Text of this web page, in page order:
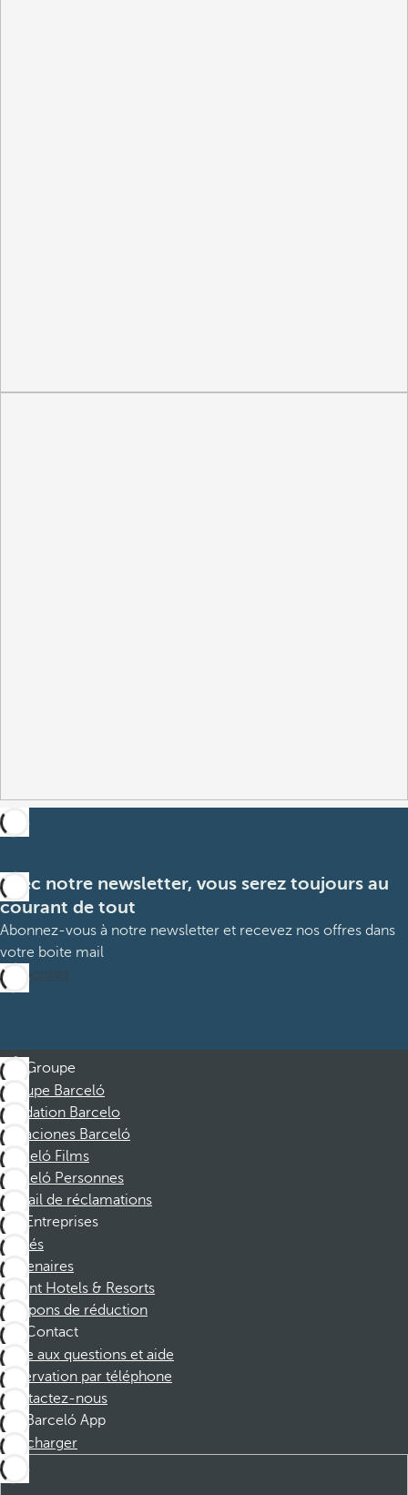
Avec notre newsletter, vous serez toujours au
courant de tout
Abonnez-vous à notre newsletter et recevez nos offres dans
votre boite mail
M’abonner
Groupe
Groupe Barceló
Fondation Barcelo
Vacaciones Barceló
Barceló Films
Barceló Personnes
Portail de réclamations
Entreprises
Affiliés
Partenaires
Dorint Hotels & Resorts
Coupons de réduction
Contact
Foire aux questions et aide
Réservation par téléphone
Contactez-nous
Barceló App
Télécharger